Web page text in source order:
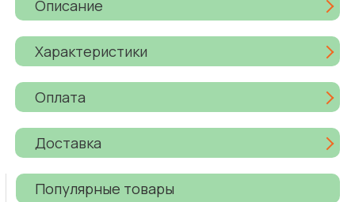
Описание
Характеристики
Оплата
Доставка
Популярные товары